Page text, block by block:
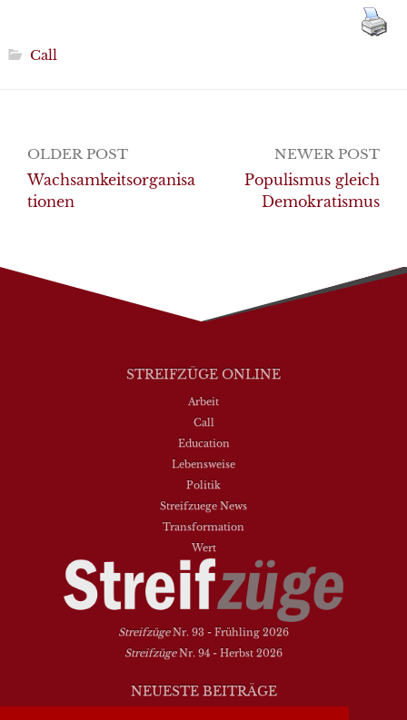
Call
Post
navigation
OLDER POST
Wachsamkeitsorganisa
tionen
NEWER POST
Populismus gleich
Demokratismus
STREIFZÜGE ONLINE
Arbeit
Call
Education
Lebensweise
Politik
Streifzuege News
Transformation
Wert
StreifzügeNr. 93 - Frühling 2026
StreifzügeNr. 94 - Herbst 2026
NEUESTE BEITRÄGE